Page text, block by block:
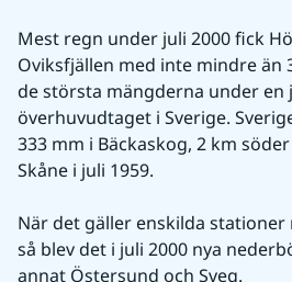
Mest regn under juli 2000 fick
Oviksfjällen med inte mindre än
de största mängderna under en
överhuvudtaget i Sverige.
333 mm i Bäckaskog, 2 km
Skåne i juli 1959.
När det gäller enskilda
så blev det i juli 2000 nya
annat Östersund och Sveg.